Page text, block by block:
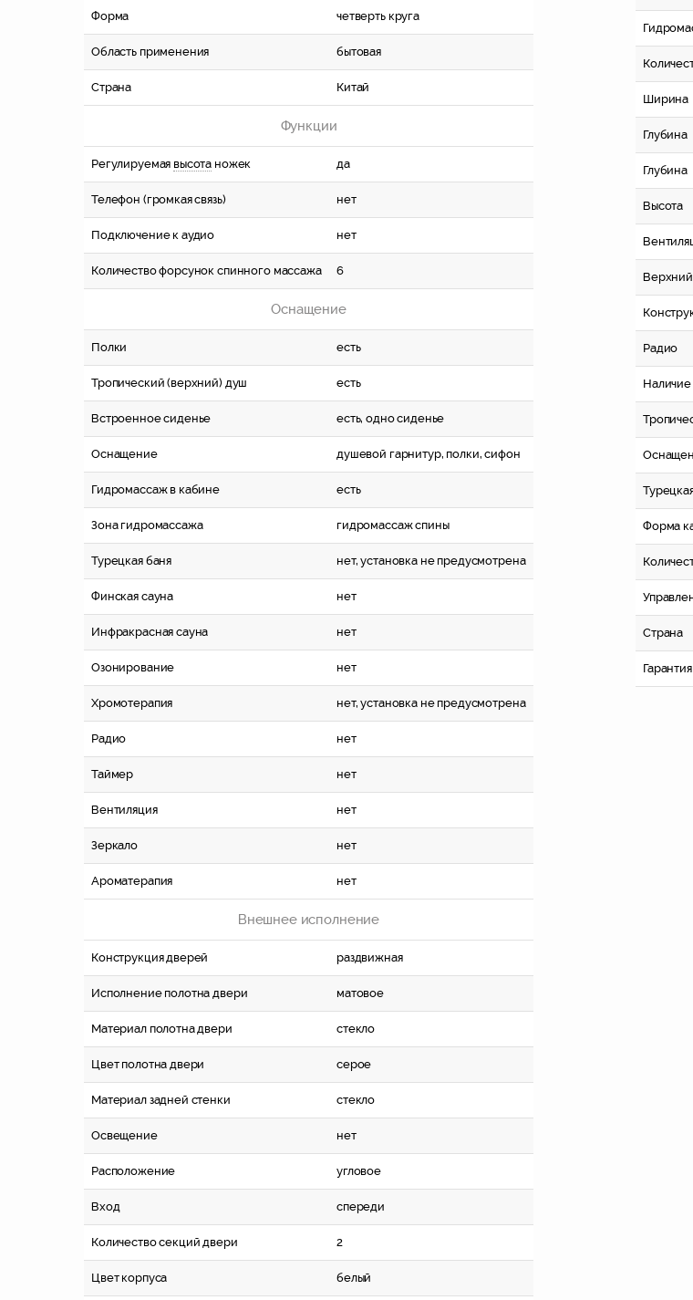
Форма четверть круга
Область применения бытовая
Страна Китай
Функции
Регулируемая высота ножек да
Телефон (громкая связь) нет
Подключение к аудио нет
Количество форсунок спинного массажа 6
Оснащение
Полки есть
Тропический (верхний) душ есть
Встроенное сиденье есть, одно сиденье
Оснащение душевой гарнитур, полки, сифон
Гидромассаж в кабине есть
Зона гидромассажа гидромассаж спины
Турецкая баня нет, установка не предусмотрена
Финская сауна нет
Инфракрасная сауна нет
Озонирование нет
Хромотерапия нет, установка не предусмотрена
Радио нет
Таймер нет
Вентиляция нет
Зеркало нет
Ароматерапия нет
Внешнее исполнение
Конструкция дверей раздвижная
Исполнение полотна двери матовое
Материал полотна двери стекло
Цвет полотна двери серое
Материал задней стенки стекло
Освещение нет
Расположение угловое
Вход спереди
Количество секций двери 2
Цвет корпуса белый
Ширина
Глубина
Глубина
Высота
Радио
Форма
Страна
Гарантия